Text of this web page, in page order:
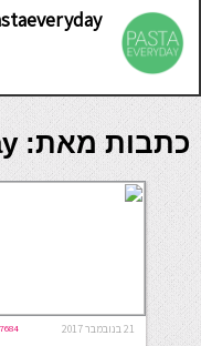
כתבות מאת: Pastaeveryday
21 בנובמבר 2017